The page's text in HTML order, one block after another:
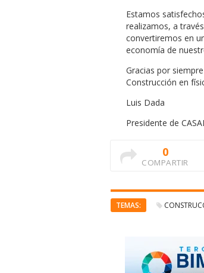
Estamos
realizamos, a
convertiremos en
economía de
Gracias por
Construcción en
Luis Dada
Presidente de
0
COMPARTIR
TEMAS: